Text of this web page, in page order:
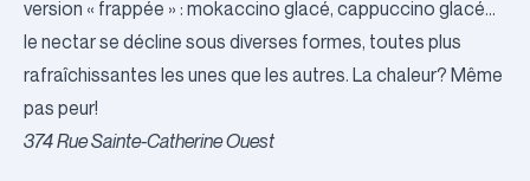
version « frappée » : mokaccino glacé, cappuccino glacé…
le nectar se décline sous diverses formes, toutes plus
rafraîchissantes les unes que les autres. La chaleur? Même
pas peur!
374 Rue Sainte-Catherine Ouest